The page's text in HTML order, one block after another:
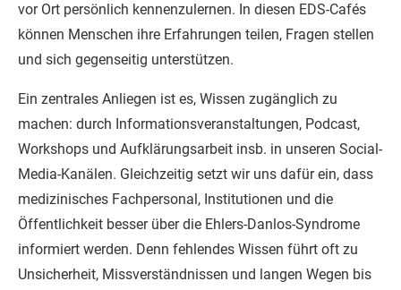
vor Ort persönlich kennenzulernen. In diesen EDS-Cafés
können Menschen ihre Erfahrungen teilen, Fragen stellen
und sich gegenseitig unterstützen.
Ein zentrales Anliegen ist es, Wissen zugänglich zu
machen: durch Informationsveranstaltungen, Podcast,
Workshops und Aufklärungsarbeit insb. in unseren Social-
Media-Kanälen. Gleichzeitig setzt wir uns dafür ein, dass
medizinisches Fachpersonal, Institutionen und die
Öffentlichkeit besser über die Ehlers-Danlos-Syndrome
informiert werden. Denn fehlendes Wissen führt oft zu
Unsicherheit, Missverständnissen und langen Wegen bis